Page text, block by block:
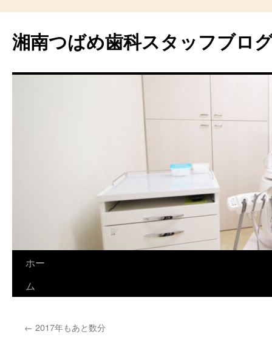
湘南つばめ歯科スタッフブロ
ン
ホー
ム
← 2017年もあと数分